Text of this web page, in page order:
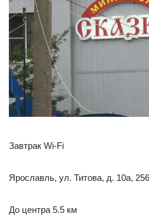
Завтрак Wi-Fi
Ярославль, ул. Титова, д. 10а,
До центра 5.5 км